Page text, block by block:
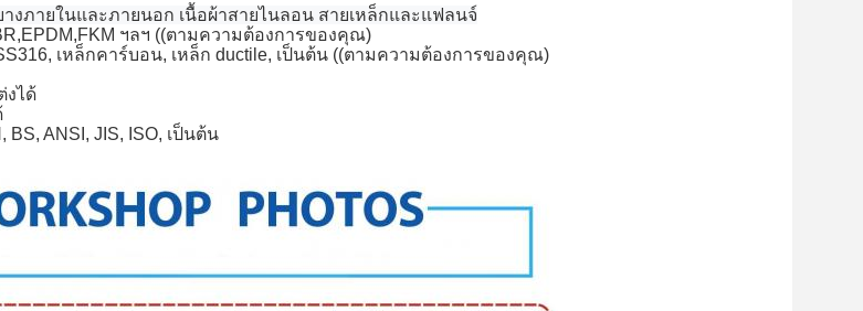
างภายในและภายนอก เนื้อผ้าสายไนลอน สายเหล็กและแฟลนจ์
ฯลฯ ((ตามความต้องการของคุณ)
เหล็กคาร์บอน, เหล็ก ductile, เป็นต้น ((ตามความต้องการของคุณ)
งได้
ANSI, JIS, ISO, เป็นต้น